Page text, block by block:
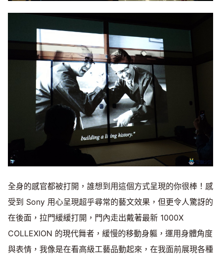
全身的感官都被打開，誰想到用這個方式呈現的你很棒！感
受到 Sony 用心呈現超乎尋常的藝文效果，但更令人驚訝的
在後面，拉門緩緩打開，門內走出戴著最新 1000X
COLLEXION 的現代舞者，緩慢的移動身軀，運用身體角度
與表情，我像是在看高級工藝品動起來，在我面前展現各種